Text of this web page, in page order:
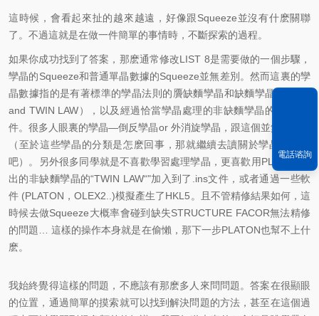
這時候，會看起來扯的越來越遠，好像跟Squeeze並沒有什麽關聯
了。不過這就是在做一件簡單的事情時，不斷探索的過程。
如果你成功找到了答案，那麽通常修改LIST 8是需要做的一個步驟，
孿晶的Squeeze和普通單晶數據的Squeeze並無差別。然而這裏的孿
晶數據指的是有著標準的孿晶法則的贗缺麵孿晶和缺麵孿晶（HKL4
and TWIN LAW），以及經過恰當孿晶處理的非缺麵孿晶的HKL5文
件。很多人眼裏的孿晶—倒反孿晶or 外消旋孿晶，跟這個並無關係。
（至於這些孿晶的分類是怎麽回事，那就繼續去讀關於孿晶的知識
吧）。另外很多同學就是不喜歡學習處理孿晶，更喜歡用PLATON給
出的非缺麵孿晶的“TWIN LAW“"加入到了.ins文件，或者通過一些軟
件 (PLATON，OLEX2..)模擬產生了HKL5。且不管精修結果如何，這
時候去做Squeeze大概率會碰到缺失STRUCTURE FACOR無法精修
的問題… 這樣的操作本身就是在偷懶，那下一步PLATON也幫不上什
麽。
我始終覺得這樣的問題，不應該有那麽多人來問問題。答案在很顯眼
的位置，通過簡單的摸索就可以找到解決問題的方法，甚至在這個過
電話谘詢